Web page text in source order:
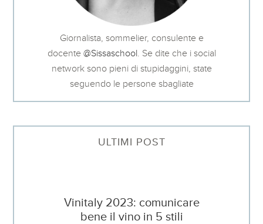
Giornalista, sommelier, consulente e
docente @Sissaschool. Se dite che i social
network sono pieni di stupidaggini, state
seguendo le persone sbagliate
ULTIMI POST
Vinitaly 2023: comunicare
bene il vino in 5 stili